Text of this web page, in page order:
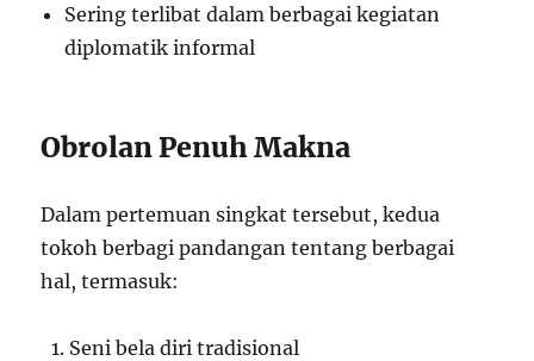
Sering terlibat dalam berbagai kegiatan
diplomatik informal
Obrolan Penuh Makna
Dalam pertemuan singkat tersebut, kedua
tokoh berbagi pandangan tentang berbagai
hal, termasuk:
Seni bela diri tradisional